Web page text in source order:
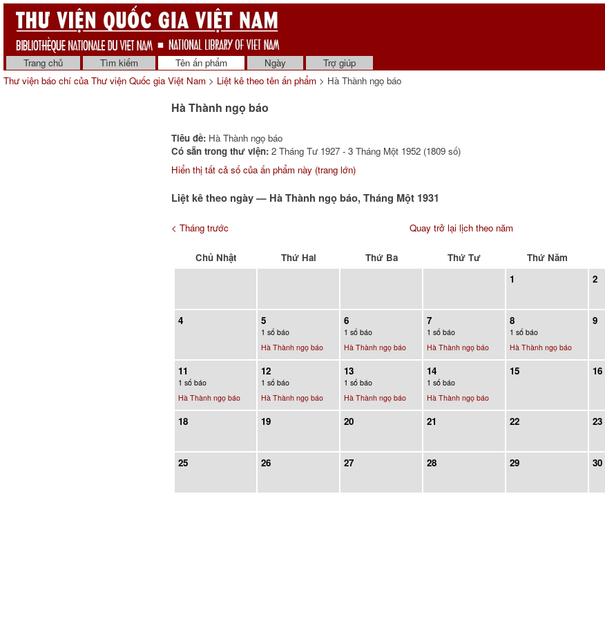
Trang chủ Tìm kiếm Tên ấn phẩm Ngày
Trợ giúp
Thư viện báo chí của Thư viện Quốc gia Việt Nam > Liệt kê theo tên ấn phẩm > Hà Thành ngọ báo
Hà Thành ngọ báo
Tiêu đề: Hà Thành ngọ báo
Có sẵn trong thư viện: 2 Tháng Tư 1927 - 3 Tháng Một 1952 (1809 số)
Hiển thị tất cả số của ấn phẩm này (trang lớn)
Liệt kê theo ngày — Hà Thành ngọ báo, Tháng Một 1931
< Tháng trước Quay trở lại lịch theo năm
Chủ Nhật Thứ Hai Thứ Ba Thứ Tư Thứ Năm
1
2
4 5
1 số báo
Hà Thành ngọ báo
6
1 số báo
Hà Thành ngọ báo
7
1 số báo
Hà Thành ngọ báo
8
1 số báo
Hà Thành ngọ báo
9
11
1 số báo
Hà Thành ngọ báo
12
1 số báo
Hà Thành ngọ báo
13
1 số báo
Hà Thành ngọ báo
14
1 số báo
Hà Thành ngọ báo
15 16
18 19 20 21 22 23
25 26 27 28 29 30